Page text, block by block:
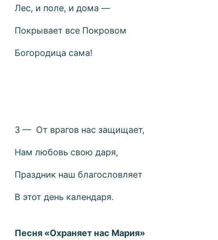
Лес, и поле, и дома —
Покрывает все Покровом
Богородица сама!
3 — От врагов нас защищает,
Нам любовь свою даря,
Праздник наш благословляет
В этот день календаря.
Песня «Охраняет нас Мария»